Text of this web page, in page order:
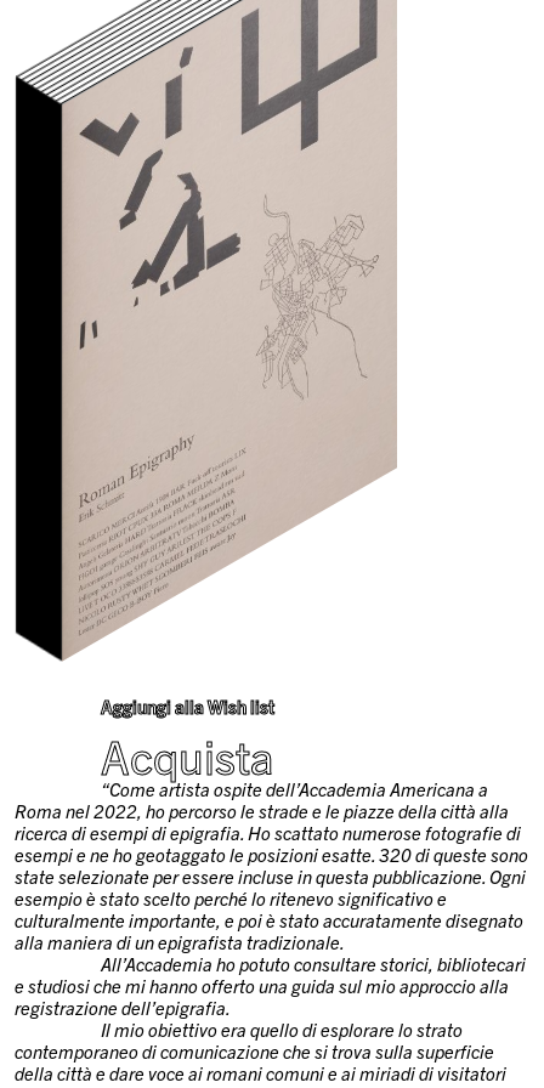
Aggiungi alla Wish list
Acquista
“Come artista ospite dell’Accademia Americana a
Roma nel 2022, ho percorso le strade e le piazze della città alla
ricerca di esempi di epigrafia. Ho scattato numerose fotografie di
esempi e ne ho geotaggato le posizioni esatte. 320 di queste sono
state selezionate per essere incluse in questa pubblicazione. Ogni
esempio è stato scelto perché lo ritenevo significativo e
culturalmente importante, e poi è stato accuratamente disegnato
alla maniera di un epigrafista tradizionale.
All’Accademia ho potuto consultare storici, bibliotecari
e studiosi che mi hanno offerto una guida sul mio approccio alla
registrazione dell’epigrafia.
Il mio obiettivo era quello di esplorare lo strato
contemporaneo di comunicazione che si trova sulla superficie
della città e dare voce ai romani comuni e ai miriadi di visitatori